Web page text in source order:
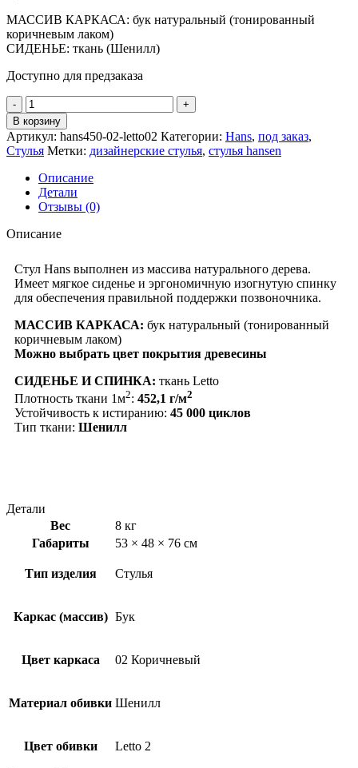
МАССИВ КАРКАСА: бук натуральный (тонированный
коричневым лаком)
СИДЕНЬЕ: ткань (Шенилл)
Доступно для предзаказа
В корзину
Артикул: hans450-02-letto02 Категории: Hans, под заказ,
Стулья Метки: дизайнерские стулья, стулья hansen
Описание
Детали
Отзывы (0)
Описание
Стул Нans выполнен из массива натурального дерева.
Имеет мягкое сиденье и эргономичную изогнутую спинку
для обеспечения правильной поддержки позвоночника.
МАССИВ КАРКАСА: бук натуральный (тонированный
коричневым лаком)
Можно выбрать цвет покрытия древесины
СИДЕНЬЕ И СПИНКА: ткань Letto
Плотность ткани 1м2: 452,1 г/м2
Устойчивость к истиранию: 45 000 циклов
Тип ткани: Шенилл
Детали
Вес
8 кг
Габариты
53 × 48 × 76 см
Тип изделия Стулья
Каркас (массив) Бук
Цвет каркаса 02 Коричневый
Материал обивки Шенилл
Цвет обивки Letto 2